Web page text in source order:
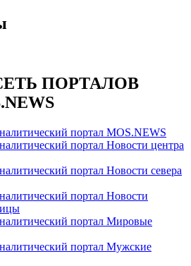
ПОРТАЛОВ
портал MOS.NEWS
портал Новости центра
портал Новости севера
портал Новости
портал Мировые
портал Мужские